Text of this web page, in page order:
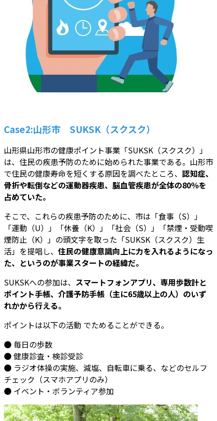
Case2:山形市 SUKSK（スクスク）
山形県山形市の健康ポイント事業「SUKSK（スクスク）」
は、住民の疾患予防のために始められた事業である。山形市
で住民の健康寿命を短くする原因を調べたところ、 認知症、
骨折や転倒などの運動器疾患、脳血管疾患が全体の80％を
占めていた。
そこで、これらの疾患予防のために、市は「食事（S）」
「運動（U）」「休養（K）」「社会（S）」「禁煙・受動喫
煙防止（K）」の頭文字を取った「SUKSK（スクスク）生
活」を提唱し、 住民の健康意識向上に力を入れるようになっ
た、というのが事業スタートの経緯だ。
SUKSKへの参加は、 スマートフォンアプリ、専用歩数計と
ポイント手帳、介護予防手帳（主に65歳以上の人）のいず
れかから行える。
ポイントは以下の活動 でためることができる。
● 毎日の歩数
● 健康診査・検診受診
● ラジオ体操の実施、減塩、自転車に乗る、などのセルフ
チェック（スマホアプリのみ）
● イベント・ボランティア参加